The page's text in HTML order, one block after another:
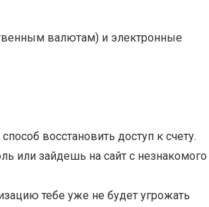
валютам) и электронные
восстановить доступ к счету.
или зайдешь на сайт с незнакомого
тебе уже не будет угрожать